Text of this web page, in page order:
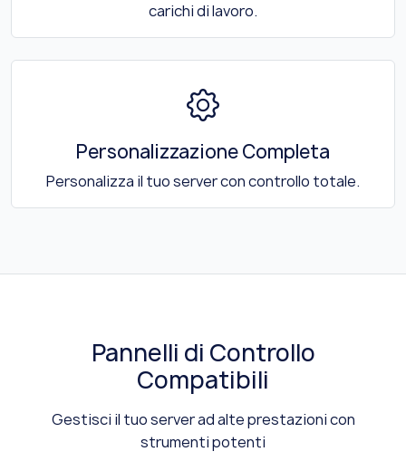
carichi di lavoro.
Personalizzazione Completa
Personalizza il tuo server con controllo totale.
Pannelli di Controllo
Compatibili
Gestisci il tuo server ad alte prestazioni con
strumenti potenti